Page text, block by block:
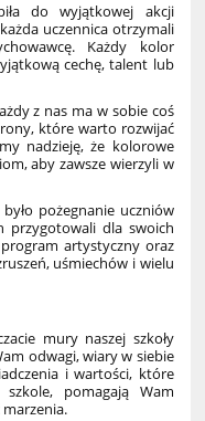
do wyjątkowej akcji
uczennica otrzymali
Każdy kolor
cechę, talent lub
z nas ma w sobie coś
które warto rozwijać
nadzieję, że kolorowe
aby zawsze wierzyli w
pożegnanie uczniów
przygotowali dla swoich
artystyczny oraz
uśmiechów i wielu
mury naszej szkoły
odwagi, wiary w siebie
i wartości, które
pomagają Wam